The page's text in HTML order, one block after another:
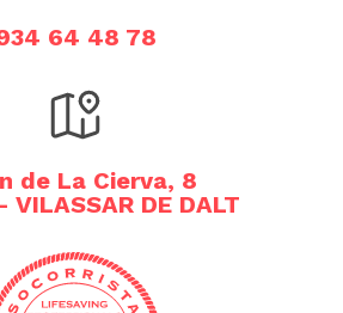
64 48 78
de La Cierva, 8
VILASSAR DE DALT